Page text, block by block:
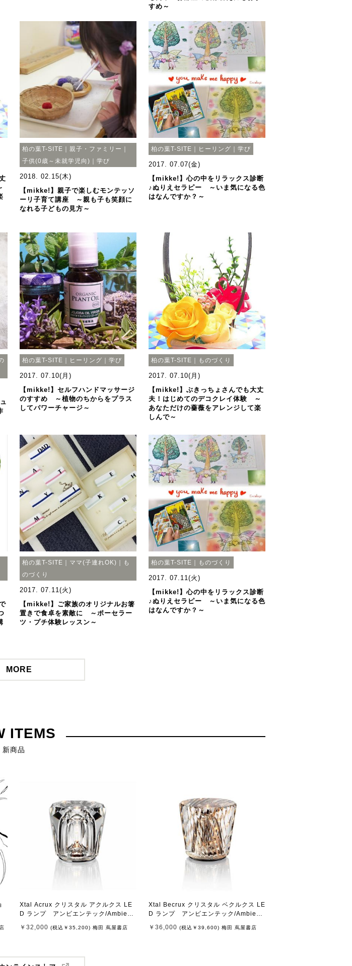
すめ～
柏の葉T-SITE｜親子・ファミリー｜
子供(0歳～未就学児向)｜学び
2018. 02.15(木)
【mikke!】親子で楽しむモンテッソ
ーリ子育て講座 ～親も子も笑顔に
なれる子どもの見方～
柏の葉T-SITE｜ヒーリング｜学び
2017. 07.07(金)
【mikke!】心の中をリラックス診断
♪ぬりえセラピー ～いま気になる色
はなんですか？～
柏の葉T-SITE｜ヒーリング｜学び
2017. 07.10(月)
【mikke!】セルフハンドマッサージ
のすすめ ～植物のちからをプラス
してパワーチャージ～
柏の葉T-SITE｜ものづくり
2017. 07.10(月)
【mikke!】ぶきっちょさんでも大丈
夫！はじめてのデコクレイ体験 ～
あなただけの薔薇をアレンジして楽
しんで～
柏の葉T-SITE｜ママ(子連れOK)｜も
のづくり
2017. 07.11(火)
【mikke!】ご家族のオリジナルお箸
置きで食卓を素敵に ～ポーセラー
ツ・プチ体験レッスン～
柏の葉T-SITE｜ものづくり
2017. 07.11(火)
【mikke!】心の中をリラックス診断
♪ぬりえセラピー ～いま気になる色
はなんですか？～
MORE
ITEMS
新商品
Xtal Acrux クリスタル アクルクス LE
D ランプ アンビエンテック/Ambient
￥32,000 (税込 ￥35,200) 梅田 蔦屋書店
Xtal Becrux クリスタル ベクルクス LE
D ランプ アンビエンテック/Ambient
￥36,000 (税込 ￥39,600) 梅田 蔦屋書店